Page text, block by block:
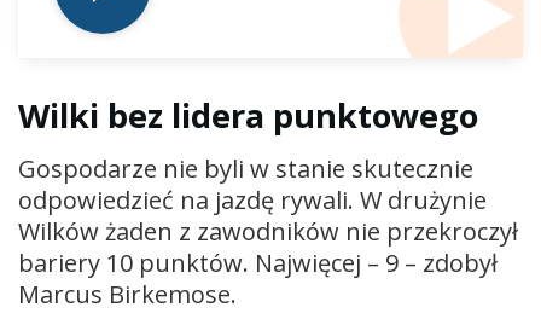
Wilki bez lidera punktowego
Gospodarze nie byli w stanie skutecznie
odpowiedzieć na jazdę rywali. W drużynie
Wilków żaden z zawodników nie przekroczył
bariery 10 punktów. Najwięcej – 9 – zdobył
Marcus Birkemose.